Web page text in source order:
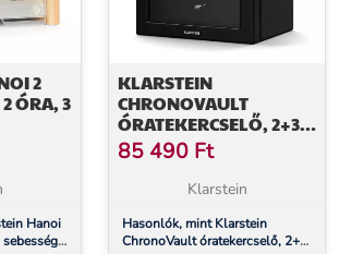
2
ÓRA, 3
Hanoi
KLARSTEIN
CHRONOVAULT
ÓRATEKERCSELŐ, 2+3
ÓRA, VEGÁN, MAGAS
FÉNYŰ, 4 ÜZEMMÓD,
MABUCHI MOTOR, LED,
85 490 Ft
Klarstein
Hasonlók, mint Klarstein
ChronoVault óratekercselő, 2+3